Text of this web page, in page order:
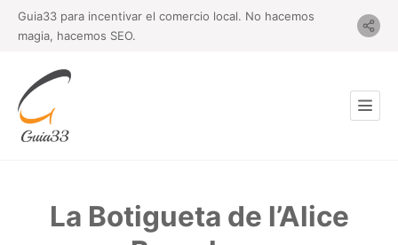
Guia33 para incentivar el comercio local. No hacemos
magia, hacemos SEO.
La Botigueta de l’Alice